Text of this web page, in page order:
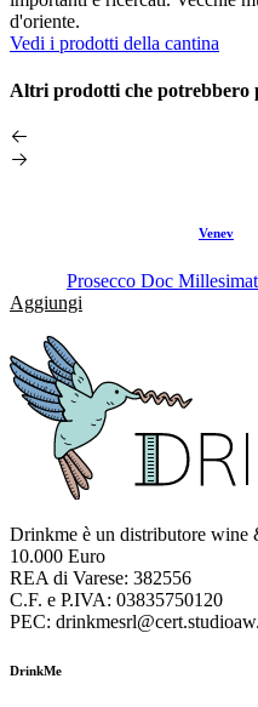
d'oriente.
Vedi i prodotti della cantina
Altri prodotti che potrebbero
Venev
Prosecco Doc
Aggiungi
Drinkme è un distributore wine
10.000 Euro
REA di Varese: 382556
C.F. e P.IVA: 03835750120
PEC:
DrinkMe